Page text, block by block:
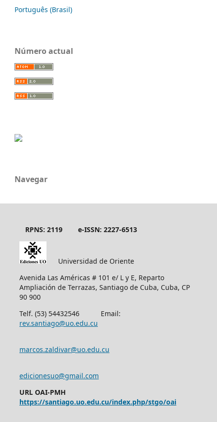
Português (Brasil)
Número actual
Navegar
RPNS: 2119 e-ISSN: 2227-6513
Universidad de Oriente
Avenida Las Américas # 101 e/ L y E, Reparto
Ampliación de Terrazas, Santiago de Cuba, Cuba, CP
90 900
Telf. (53) 54432546 Email:
rev.santiago@uo.edu.cu
marcos.zaldivar@uo.edu.cu
edicionesuo@gmail.com
URL OAI-PMH
https://santiago.uo.edu.cu/index.php/stgo/oai